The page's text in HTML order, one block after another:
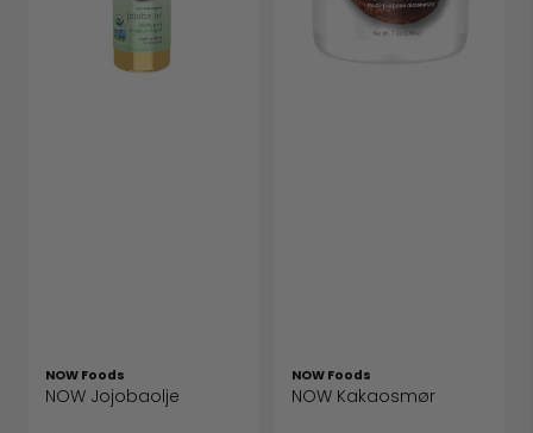
NOW Foods
NOW Jojobaolje
NOW Foods
NOW Kakaosmør